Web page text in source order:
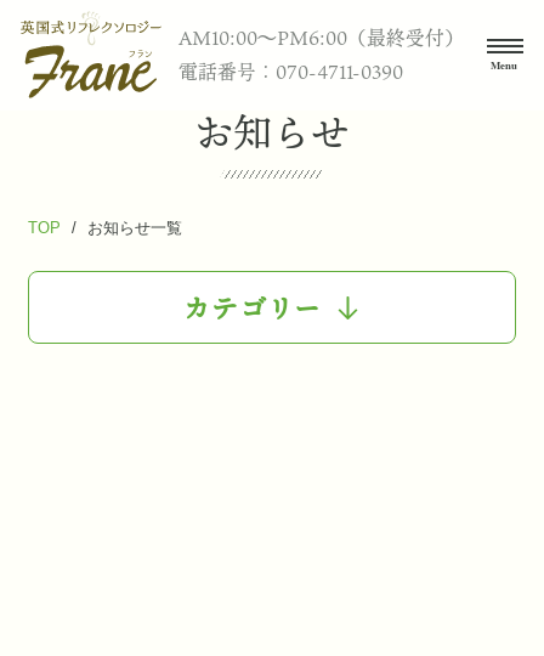
AM10:00〜PM6:00（最終受付）
電話番号：070-4711-0390
お知らせ
TOP / お知らせ一覧
カテゴリー